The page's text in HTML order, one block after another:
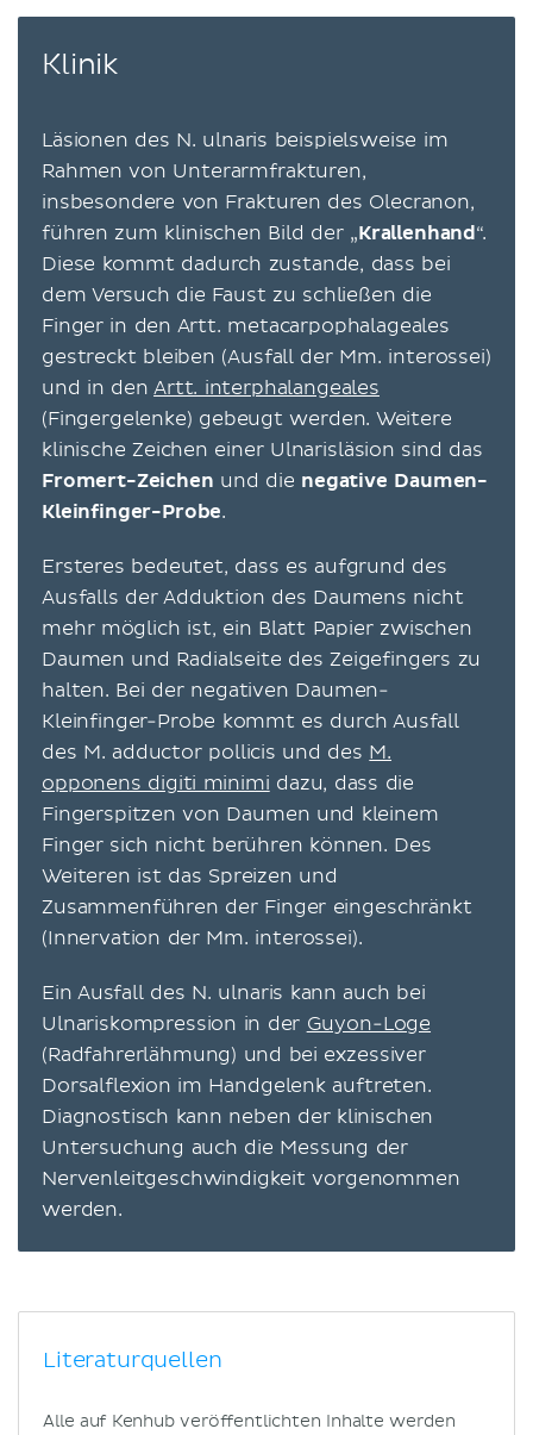
Klinik
Läsionen des N. ulnaris beispielsweise im
Rahmen von Unterarmfrakturen,
insbesondere von Frakturen des Olecranon,
führen zum klinischen Bild der „Krallenhand“.
Diese kommt dadurch zustande, dass bei
dem Versuch die Faust zu schließen die
Finger in den Artt. metacarpophalageales
gestreckt bleiben (Ausfall der Mm. interossei)
und in denArtt. interphalangeales
(Fingergelenke) gebeugt werden. Weitere
klinische Zeichen einer Ulnarisläsion sind das
Fromert-Zeichen und die negative Daumen-
Kleinfinger-Probe.
Ersteres bedeutet, dass es aufgrund des
Ausfalls der Adduktion des Daumens nicht
mehr möglich ist, ein Blatt Papier zwischen
Daumen und Radialseite des Zeigefingers zu
halten. Bei der negativen Daumen-
Kleinfinger-Probe kommt es durch Ausfall
des M. adductor pollicis und des M.
opponens digiti minimi dazu, dass die
Fingerspitzen von Daumen und kleinem
Finger sich nicht berühren können. Des
Weiteren ist das Spreizen und
Zusammenführen der Finger eingeschränkt
(Innervation der Mm. interossei).
Ein Ausfall des N. ulnaris kann auch bei
Ulnariskompression in der Guyon-Loge
(Radfahrerlähmung) und bei exzessiver
Dorsalflexion im Handgelenk auftreten.
Diagnostisch kann neben der klinischen
Untersuchung auch die Messung der
Nervenleitgeschwindigkeit vorgenommen
werden.
Literaturquellen
Alle auf Kenhub veröffentlichten Inhalte werden